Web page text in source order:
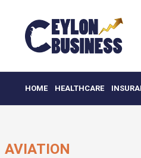
HOME HEALTHCARE
AVIATION